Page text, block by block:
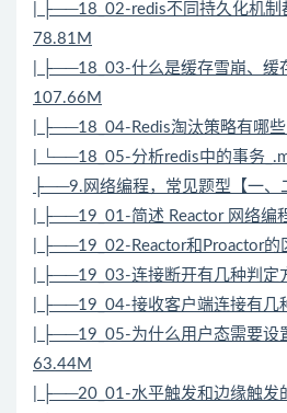
| ├──18_02-redis不同持久化机制
78.81M
| ├──18_03-什么是缓存雪崩、缓
107.66M
| ├──18_04- Redis淘汰策略有哪
| └──18_05-分析redis中的事务
├──9.网络编程，常见题型【一、
| ├──19_01-简述 Reactor 网络编
| ├──19_02-Reactor和Proactor的
| ├──19_03-连接断开有几种判定
| ├──19_04-接收客户端连接有几
| ├──19_05-为什么用户态需要设
63.44M
| ├──20_01-水平触发和边缘触发